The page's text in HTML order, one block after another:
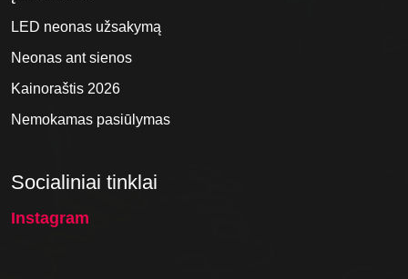
LED neonas užsakymą
Neonas ant sienos
Kainoraštis 2026
Nemokamas pasiūlymas
Socialiniai tinklai
Instagram